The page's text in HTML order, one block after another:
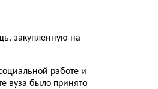
закупленную на
работе и
вуза было принято